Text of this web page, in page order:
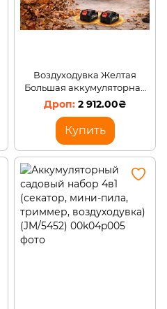
Воздуходувка Желтая
Большая аккумуляторная
QIF-11F для уборки листьев
снега + 2 аккумулятора
(JM/602
2 912.00₴
Купить